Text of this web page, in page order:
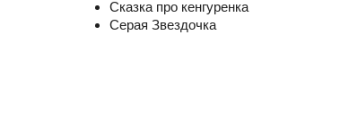
Сказка про кенгуренка
Серая Звездочка